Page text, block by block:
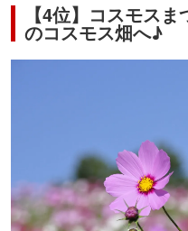
【4位】コスモス
のコスモス畑へ♪